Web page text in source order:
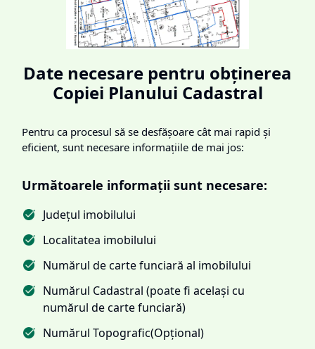
Date necesare pentru obținerea
Copiei Planului Cadastral
Pentru ca procesul să se desfășoare cât mai rapid și
eficient, sunt necesare informațiile de mai jos:
Următoarele informații sunt necesare:
Județul imobilului
Localitatea imobilului
Numărul de carte funciară al imobilului
Numărul Cadastral (poate fi același cu
numărul de carte funciară)
Numărul Topografic(Opțional)